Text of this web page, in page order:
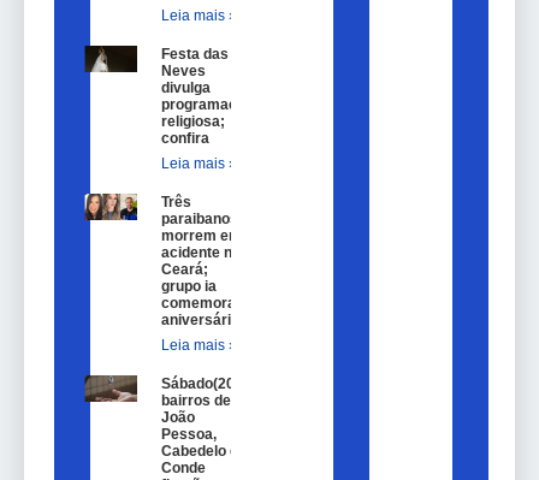
Leia mais »
Festa das
Neves
divulga
programação
religiosa;
confira
Leia mais »
Três
paraibanos
morrem em
acidente no
Ceará;
grupo ia
comemorar
aniversário
Leia mais »
Sábado(20)
bairros de
João
Pessoa,
Cabedelo e
Conde